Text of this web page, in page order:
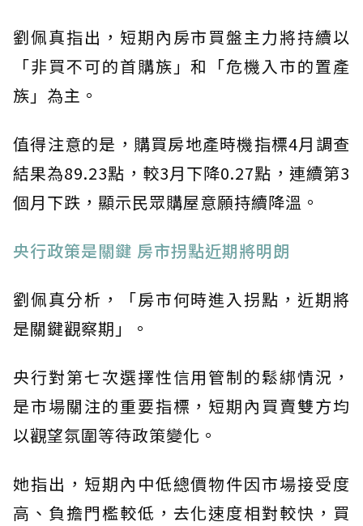
劉佩真指出，短期內房市買盤主力將持續以
「非買不可的首購族」和「危機入市的置產
族」為主。
值得注意的是，購買房地產時機指標4月調查
結果為89.23點，較3月下降0.27點，連續第3
個月下跌，顯示民眾購屋意願持續降溫。
央行政策是關鍵 房市拐點近期將明朗
劉佩真分析，「房市何時進入拐點，近期將
是關鍵觀察期」。
央行對第七次選擇性信用管制的鬆綁情況，
是市場關注的重要指標，短期內買賣雙方均
以觀望氛圍等待政策變化。
她指出，短期內中低總價物件因市場接受度
高、負擔門檻較低，去化速度相對較快，買